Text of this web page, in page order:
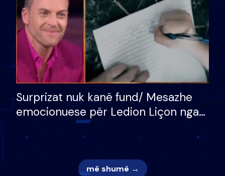
Surprizat nuk kanë fund/ Mesazhe
emocionuese për Ledion Liçon nga
nëna dhe fëmijët e tij, moderatori
nuk i mban dot lotët: Nuk meritoj…
më shumë →